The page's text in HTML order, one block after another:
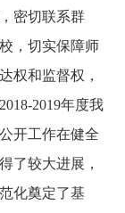
密切联系群
，切实保障师
权和监督权，
2018-2019年度我
开工作在健全
了较大进展，
化奠定了基